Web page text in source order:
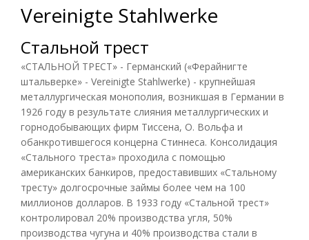
Vereinigte Stahlwerke
Стальной трест
«СТАЛЬНОЙ ТРЕСТ» - Германский («Ферайнигте
штальверке» - Vereinigte Stahlwerke) - крупнейшая
металлургическая монополия, возникшая в Германии в
1926 году в результате слияния металлургических и
горнодобывающих фирм Тиссена, О. Вольфа и
обанкротившегося концерна Стиннеса. Консолидация
«Стального треста» проходила с помощью
американских банкиров, предоставивших «Стальному
тресту» долгосрочные займы более чем на 100
миллионов долларов. В 1933 году «Стальной трест»
контролировал 20% производства угля, 50%
производства чугуна и 40% производства стали в